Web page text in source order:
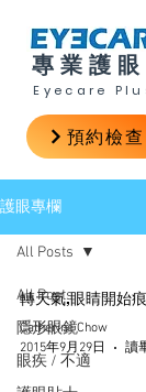
專業護
Eyecare
預約檢查
護眼專欄
All Posts
隱形眼鏡
眼疾 / 不適
All Posts
轉天氣,眼睛開始
Catherine Chow
2015年9月29日
讀